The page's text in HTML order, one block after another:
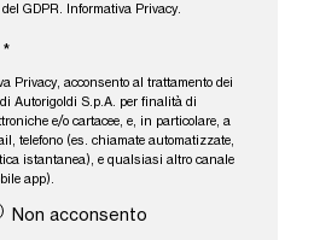
GDPR.
Informativa Privacy.
*
Privacy, acconsento al trattamento dei
Autorigoldi S.p.A. per finalità di
e/o cartacee, e, in particolare, a
telefono (es. chiamate automatizzate,
istantanea), e qualsiasi altro canale
app).
Non acconsento